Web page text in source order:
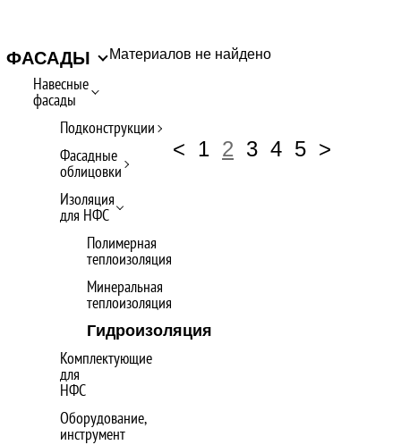
ФАСАДЫ
Навесные
фасады
Подконструкции
Фасадные
облицовки
Изоляция
для НФС
Полимерная
теплоизоляция
Минеральная
теплоизоляция
Гидроизоляция
Комплектующие
для
НФС
Оборудование,
инструмент
Материалов не найдено
< 1 2 3 4 5 >